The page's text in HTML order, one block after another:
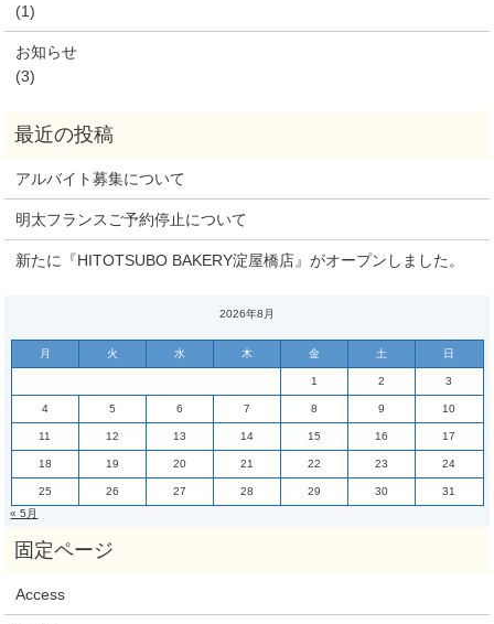
(1)
お知らせ
(3)
アルバイト募集について
明太フランスご予約停止について
新たに『HITOTSUBO BAKERY淀屋橋店』がオープンしました。
2026年8月
月 火 水 木 金 土 日
1 2 3
4 5 6 7 8 9 10
11 12 13 14 15 16 17
18 19 20 21 22 23 24
25 26 27 28 29 30
31
« 5月
Access